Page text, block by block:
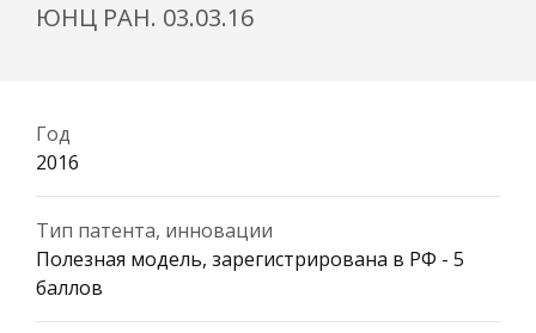
ЮНЦ РАН. 03.03.16
Год
2016
Тип патента, инновации
Полезная модель, зарегистрирована в РФ - 5
баллов